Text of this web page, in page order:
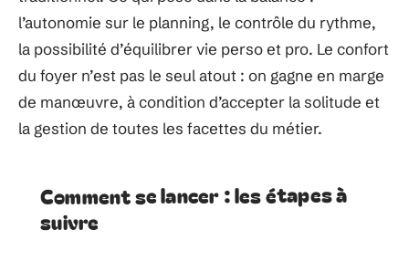
l’autonomie sur le planning, le contrôle du rythme,
la possibilité d’équilibrer vie perso et pro. Le confort
du foyer n’est pas le seul atout : on gagne en marge
de manœuvre, à condition d’accepter la solitude et
la gestion de toutes les facettes du métier.
Comment se lancer : les étapes à
suivre